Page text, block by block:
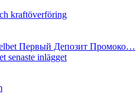
kraftöverföring
Первый Депозит Промоко…
senaste inlägget